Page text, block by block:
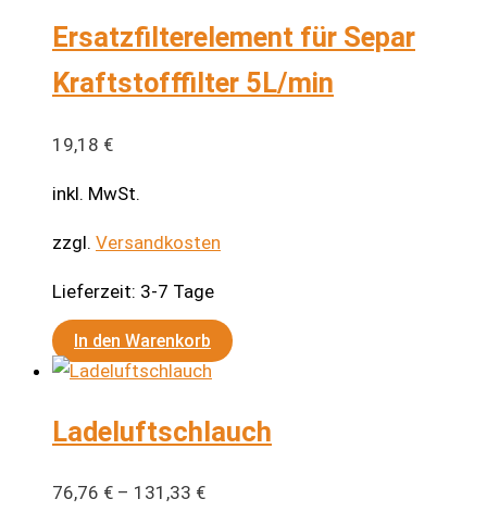
Ersatzfilterelement für Separ
Kraftstofffilter 5L/min
19,18 €
inkl. MwSt.
zzgl. Versandkosten
Lieferzeit: 3-7 Tage
In den Warenkorb
Ladeluftschlauch
76,76 € – 131,33 €